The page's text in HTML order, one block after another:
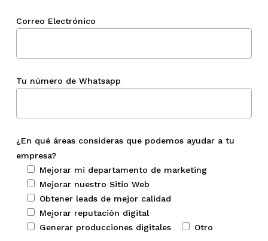
Correo Electrónico
Tu número de Whatsapp
¿En qué áreas consideras que podemos ayudar a tu
empresa?
Mejorar mi departamento de marketing
Mejorar nuestro Sitio Web
Obtener leads de mejor calidad
Mejorar reputación digital
Generar producciones digitales
Otro